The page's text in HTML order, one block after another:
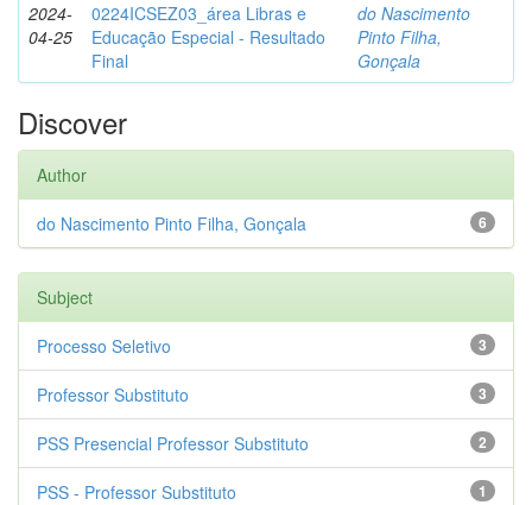
2024-
04-25
0224ICSEZ03_área Libras e
Educação Especial - Resultado
Final
do Nascimento
Pinto Filha,
Gonçala
Discover
Author
6
do Nascimento Pinto Filha, Gonçala
Subject
3
Processo Seletivo
3
Professor Substituto
2
PSS Presencial Professor Substituto
1
PSS - Professor Substituto